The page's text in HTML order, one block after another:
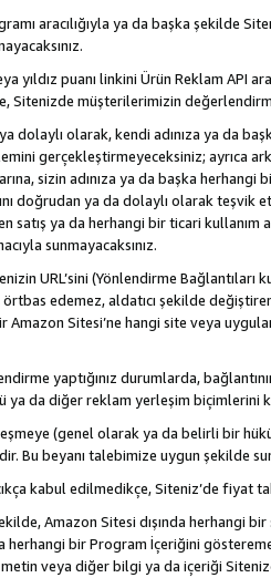
aracılığıyla ya da başka şekilde
yıldız puanı linkini Ürün Reklam API
Sitenizde müşterilerimizin
dolaylı olarak, kendi adınıza ya da
gerçekleştirmeyeceksiniz; ayrıca
sizin adınıza ya da başka herhangi
doğrudan ya da dolaylı olarak teşvik
satış ya da herhangi bir ticari
sunmayacaksınız.
URL’sini (Yönlendirme Bağlantıları
örtbas edemez, aldatıcı şekilde
Amazon Sitesi’ne hangi site veya
yaptığınız durumlarda,
ya da diğer reklam yerleşim biçimlerini
(genel olarak ya da belirli bir
Bu beyanı talebimize uygun şekilde
kabul edilmedikçe, Siteniz’de fiyat
Amazon Sitesi dışında herhangi
herhangi bir Program İçeriğini
veya diğer bilgi ya da içeriği